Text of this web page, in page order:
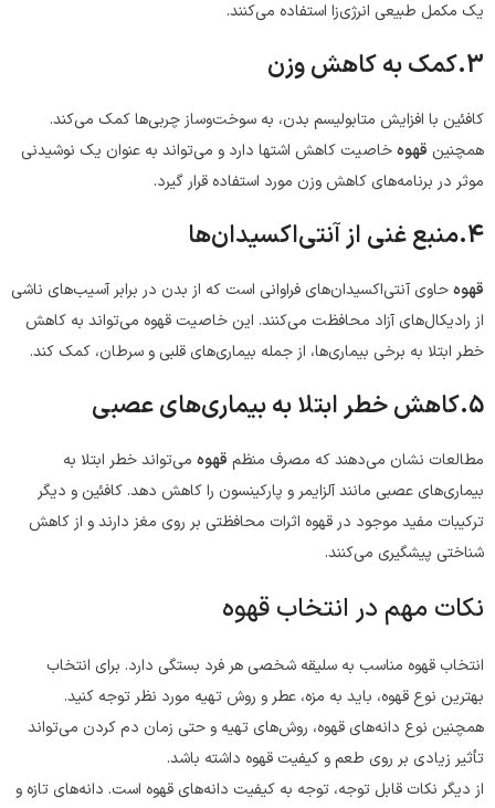
یک مکمل طبیعی انرژی‌زا استفاده می‌کنند.
3.کمک به کاهش وزن
کافئین با افزایش متابولیسم بدن، به سوخت‌وساز چربی‌ها کمک می‌کند.
همچنین قهوهخاصیت کاهش اشتها دارد و می‌تواند به عنوان یک نوشیدنی
موثر در برنامه‌های کاهش وزن مورد استفاده قرار گیرد.
4.منبع غنی از آنتی‌اکسیدان‌ها
قهوهحاوی آنتی‌اکسیدان‌های فراوانی است که از بدن در برابر آسیب‌های ناشی
از رادیکال‌های آزاد محافظت می‌کنند. این خاصیت قهوه می‌تواند به کاهش
خطر ابتلا به برخی بیماری‌ها، از جمله بیماری‌های قلبی و سرطان، کمک کند.
5.کاهش خطر ابتلا به بیماری‌های عصبی
مطالعات نشان می‌دهند که مصرف منظم قهوه می‌تواند خطر ابتلا به
بیماری‌های عصبی مانند آلزایمر و پارکینسون را کاهش دهد. کافئین و دیگر
ترکیبات مفید موجود در قهوه اثرات محافظتی بر روی مغز دارند و از کاهش
شناختی پیشگیری می‌کنند.
نکات مهم در انتخاب قهوه
انتخاب قهوه مناسب به سلیقه شخصی هر فرد بستگی دارد. برای انتخاب
بهترین نوع قهوه، باید به مزه، عطر و روش تهیه مورد نظر توجه کنید.
همچنین نوع دانه‌های قهوه، روش‌های تهیه و حتی زمان دم کردن می‌تواند
تأثیر زیادی بر روی طعم و کیفیت قهوه داشته باشد.
از دیگر نکات قابل توجه، توجه به کیفیت دانه‌های قهوه است. دانه‌های تازه و